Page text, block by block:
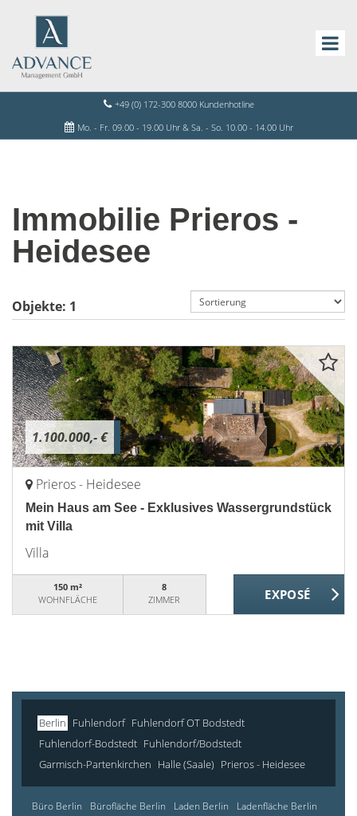
+49 (0) 172-300 8000 Kundenhotline
Mo. - Fr. 09.00 - 19.00 Uhr & Sa. - So. 10.00 - 14.00 Uhr
Immobilie Prieros -
Heidesee
Objekte: 1
1.100.000,- €
Prieros - Heidesee
Mein Haus am See - Exklusives Wassergrundstück
mit Villa
Villa
150 m²
WOHNFLÄCHE
8
ZIMMER
Berlin Fuhlendorf Fuhlendorf OT Bodstedt
Fuhlendorf-Bodstedt Fuhlendorf/Bodstedt
Garmisch-Partenkirchen Halle (Saale) Prieros - Heidesee
Büro Berlin Bürofläche Berlin Laden Berlin
Ladenfläche Berlin